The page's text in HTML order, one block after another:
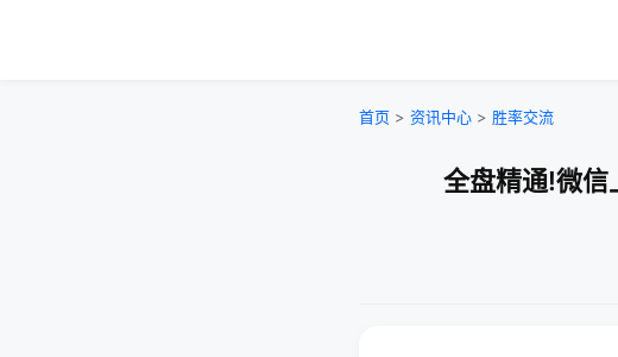
首页 > 资讯中心 > 胜率交流
全盘精通!微信